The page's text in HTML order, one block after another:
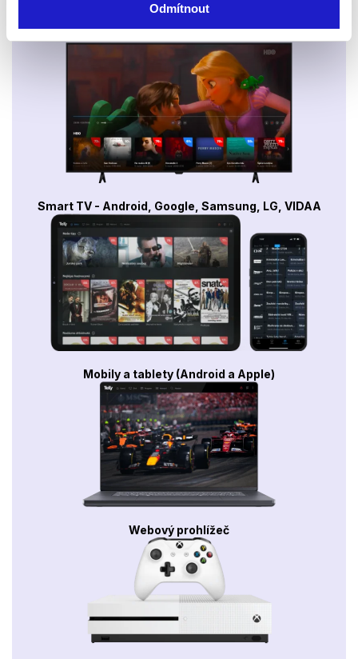
Odmítnout
po celé EU, a to až na 6 zařízeních.
Smart TV - Android, Google, Samsung, LG, VIDAA
Mobily a tablety (Android a Apple)
Webový prohlížeč